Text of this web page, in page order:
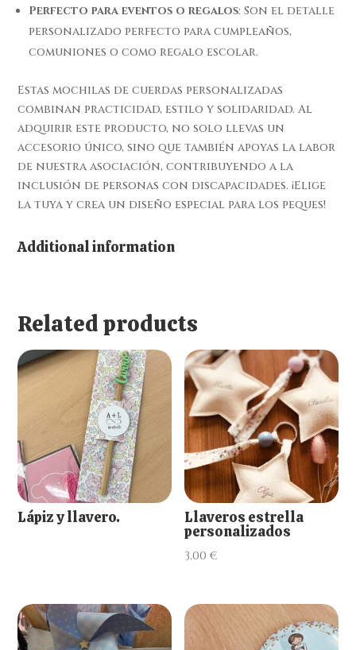
Perfecto para eventos o regalos: Son el detalle
personalizado perfecto para cumpleaños,
comuniones o como regalo escolar.
Estas mochilas de cuerdas personalizadas
combinan practicidad, estilo y solidaridad. Al
adquirir este producto, no solo llevas un
accesorio único, sino que también apoyas la labor
de nuestra asociación, contribuyendo a la
inclusión de personas con discapacidades. ¡Elige
la tuya y crea un diseño especial para los peques!
Additional information
Related products
Lápiz y llavero. Llaveros estrella
personalizados
3,00€